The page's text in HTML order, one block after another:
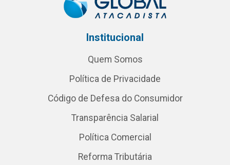
Institucional
Quem Somos
Política de Privacidade
Código de Defesa do Consumidor
Transparência Salarial
Política Comercial
Reforma Tributária